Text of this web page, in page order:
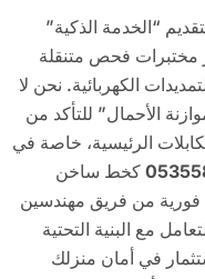
“الخدمة الذكية”
مختبرات فحص متنقلة
الكهربائية. نحن لا
الأحمال” للتأكد من
الرئيسية، خاصة في
كخط ساخن
من فريق مهندسين
مع البنية التحتية
في أمان منزلك